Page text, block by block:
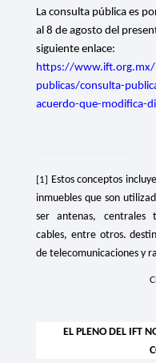
La consulta pública es
al 8 de agosto del
siguiente enlace:
https://www.ift.org.mx/
publicas/consulta-
acuerdo-que-modifica-
[1] Estos conceptos
inmuebles que son
ser antenas, centrales
cables, entre otros.
de telecomunicaciones y
EL PLENO DEL IFT